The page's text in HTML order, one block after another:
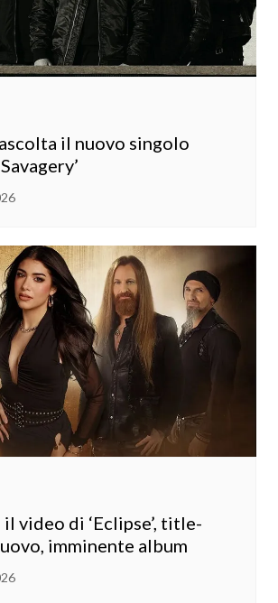
il nuovo singolo
video di ‘Eclipse’, title-
imminente album